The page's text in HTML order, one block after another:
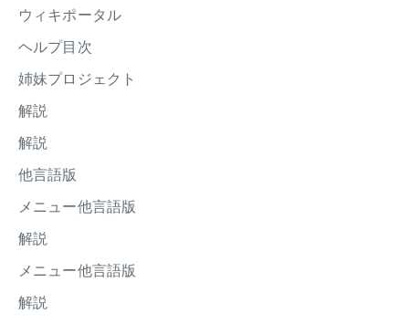
ウィキポータル
ヘルプ目次
姉妹プロジェクト
解説
解説
他言語版
メニュー他言語版
解説
メニュー他言語版
解説